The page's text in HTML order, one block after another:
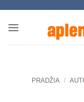
content
PRADŽIA /